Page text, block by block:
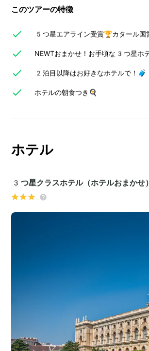
このツアーの特徴
5つ星エアライン受賞🏆カタール国
NEWTおまかせ！お手頃な3つ星ホ
2泊目以降はお好きなホテルで！🧳
ホテルの朝食つき🍳
ホテル
3つ星クラスホテル（ホテルおまかせ）